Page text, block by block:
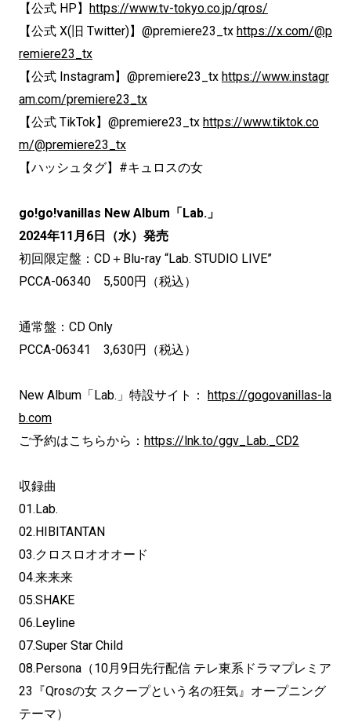
【公式 HP】 https://www.tv-tokyo.co.jp/qros/
【公式 X(旧 Twitter)】@premiere23_tx https://x.com/@p
remiere23_tx
【公式 Instagram】@premiere23_tx https://www.instagr
am.com/premiere23_tx
【公式 TikTok】@premiere23_tx https://www.tiktok.co
m/@premiere23_tx
【ハッシュタグ】#キュロスの女
go!go!vanillas New Album「Lab.」
2024年11月6日（水）発売
初回限定盤：CD＋Blu-ray “Lab. STUDIO LIVE”
PCCA-06340 5,500円（税込）
通常盤：CD Only
PCCA-06341 3,630円（税込）
New Album「Lab.」特設サイト： https://gogovanillas-la
b.com
ご予約はこちらから： https://lnk.to/ggv_Lab._CD2
収録曲
01.Lab.
02.HIBITANTAN
03.クロスロオオオード
04.来来来
05.SHAKE
06.Leyline
07.Super Star Child
08.Persona（10月9日先行配信 テレ東系ドラマプレミア
23『Qrosの女 スクープという名の狂気』オープニング
テーマ）